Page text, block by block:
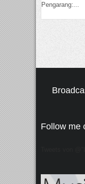
Pengarang:...
Follow me